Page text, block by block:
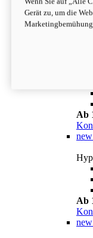
Ab
Ab
new
Ab
new
Gerät zu, um die